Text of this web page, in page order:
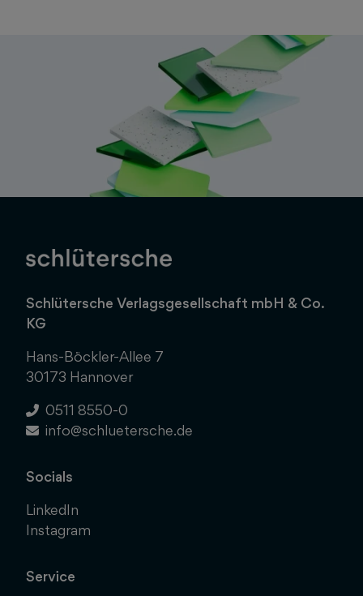
Schlütersche Verlagsgesellschaft mbH & Co.
KG
Hans-Böckler-Allee 7
30173 Hannover
0511 8550-0
info@schluetersche.de
Socials
LinkedIn
Instagram
Service